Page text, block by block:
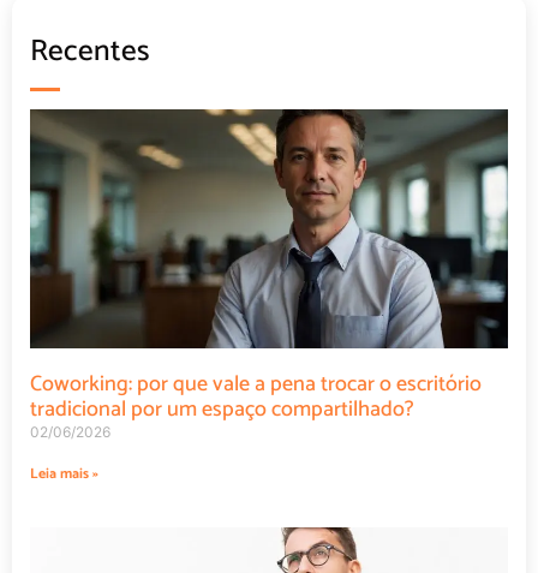
Recentes
Coworking: por que vale a pena trocar o escritório
tradicional por um espaço compartilhado?
02/06/2026
Leia mais »